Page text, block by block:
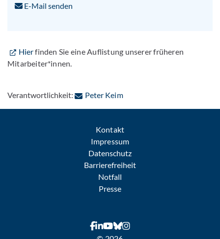
E-Mail senden
Hierfinden Sie eine Auflistung unserer früheren
Mitarbeiter*innen.
Verantwortlichkeit: Peter Keim: Per E-Mail kontaktieren
Kontakt
Impressum
Datenschutz
Barrierefreiheit
Notfall
Presse